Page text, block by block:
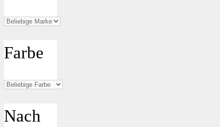
Farbe
Nach